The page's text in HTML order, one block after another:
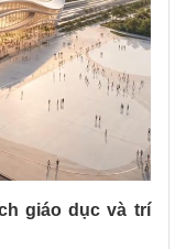
giáo dục và trí